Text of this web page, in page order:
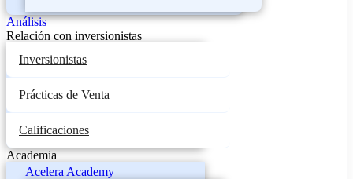
Análisis
Relación con inversionistas
Inversionistas
Prácticas de Venta
Calificaciones
Academia
Acelera Academy